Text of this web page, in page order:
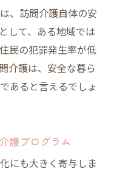
、訪問介護自体の安
して、ある地域では
民の犯罪発生率が低
介護は、安全な暮ら
あると言えるでしょ
護プログラム
にも大きく寄与しま